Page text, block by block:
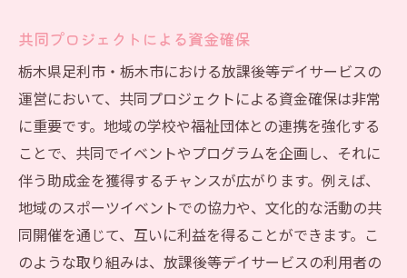
共同プロジェクトによる資金確保
栃木県足利市・栃木市における放課後等デイサービスの
運営において、共同プロジェクトによる資金確保は非常
に重要です。地域の学校や福祉団体との連携を強化する
ことで、共同でイベントやプログラムを企画し、それに
伴う助成金を獲得するチャンスが広がります。例えば、
地域のスポーツイベントでの協力や、文化的な活動の共
同開催を通じて、互いに利益を得ることができます。こ
のような取り組みは、放課後等デイサービスの利用者の